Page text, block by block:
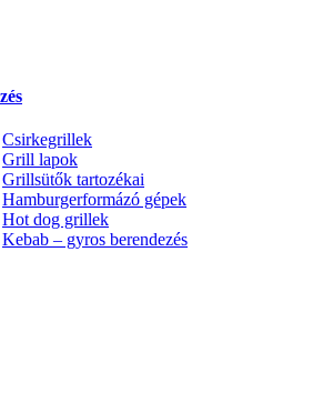
Csirkegrillek
Grill lapok
Grillsütők tartozékai
Hamburgerformázó gépek
Hot dog grillek
Kebab – gyros berendezés